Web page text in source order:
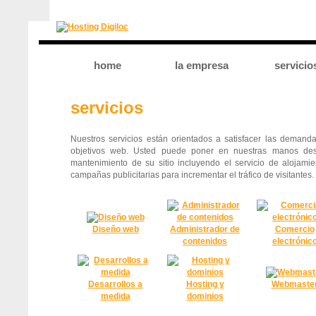
home la empresa
servicios
Nuestros servicios están orientados a satisfacer las
objetivos web. Usted puede poner en nuestras manos
mantenimiento de su sitio incluyendo el servicio de
campañas publicitarias para incrementar el tráfico de visitantes.
Diseño web
Administrador de
contenidos
Comercio
Desarrollos a
medida
Hosting y
dominios